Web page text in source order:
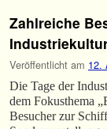
Zahlreiche
Veröffentlicht am 12.
Die Tage der
dem Fokusthema
Besucher zur